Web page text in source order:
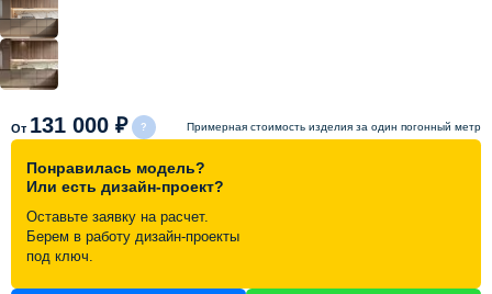
Видеоотзывы
Контакты
От 131 000 ₽ Примерная стоимость изделия за один погонный метр
Понравилась модель?
Или есть дизайн-проект?
Оставьте заявку на расчет.
Берем в работу дизайн-проекты
под ключ.